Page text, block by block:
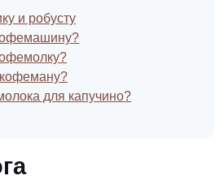
и робусту
для капучино?